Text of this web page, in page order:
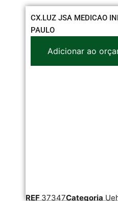
CX.LUZ JSA MEDICAO
PAULO
Adicionar ao
REF 37347Categoria